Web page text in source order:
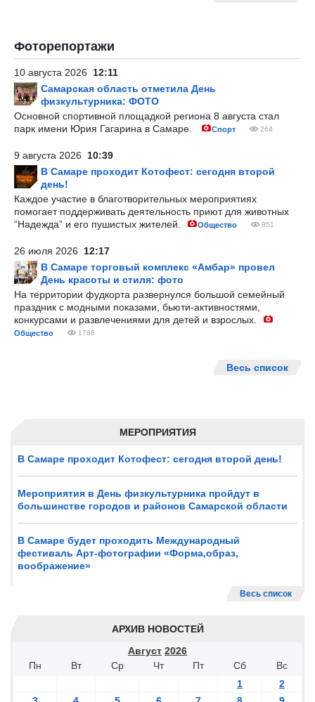
МЕРОПРИЯТИЯ
В Самаре проходит Котофест: сегодня второй день!
Мероприятия в День физкультурника пройдут в
большинстве городов и районов Самарской области
В Самаре будет проходить Международный
фестиваль Арт-фотографии «Форма,образ,
воображение»
Весь список
АРХИВ НОВОСТЕЙ
Август 2026
Пн
Вт Ср Чт Пт Сб
Вс
1
2
Фоторепортажи
10 августа 2026 12:11
Самарская область отметила День
физкультурника: ФОТО
Основной спортивной площадкой региона 8 августа стал
парк имени Юрия Гагарина в Самаре.
Спорт 264
9 августа 2026 10:39
В Самаре проходит Котофест: сегодня второй
день!
Каждое участие в благотворительных мероприятиях
помогает поддерживать деятельность приют для животных
“Надежда” и его пушистых жителей.
Общество 851
26 июля 2026 12:17
В Самаре торговый комплекс «Амбар» провел
День красоты и стиля: фото
На территории фудкорта развернулся большой семейный
праздник с модными показами, бьюти-активностями,
конкурсами и развлечениями для детей и взрослых.
Общество 1786
Весь список